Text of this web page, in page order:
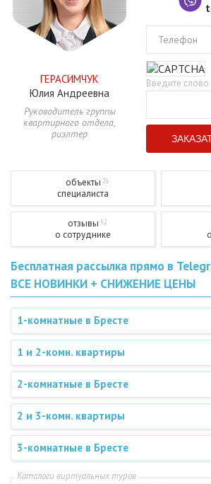
ГЕРАСИМЧУК
Юлия Андреевна
Руководитель группы
квартирного отдела,
риэлтер
Телефон
Введите слово
объекты 26
специалиста
отзывы 52
о сотруднике
Бесплатная рассылка прямо в
ВСЕ НОВИНКИ + СНИЖЕНИЕ ЦЕНЫ
1-комнатные в Бресте
1 и 2-комн. квартиры
2-комнатные в Бресте
2 и 3-комн. квартиры
3-комнатные в Бресте